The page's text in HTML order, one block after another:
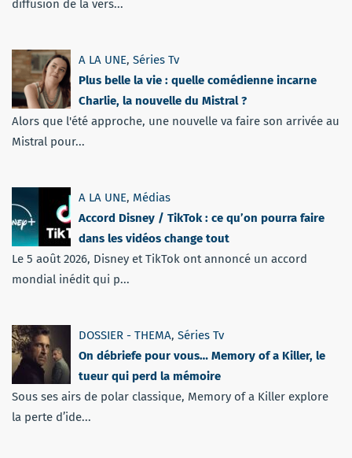
diffusion de la vers...
A LA UNE, Séries Tv
Plus belle la vie : quelle comédienne incarne
Charlie, la nouvelle du Mistral ?
Alors que l'été approche, une nouvelle va faire son arrivée au
Mistral pour...
A LA UNE, Médias
Accord Disney / TikTok : ce qu’on pourra faire
dans les vidéos change tout
Le 5 août 2026, Disney et TikTok ont annoncé un accord
mondial inédit qui p...
DOSSIER - THEMA, Séries Tv
On débriefe pour vous… Memory of a Killer, le
tueur qui perd la mémoire
Sous ses airs de polar classique, Memory of a Killer explore
la perte d’ide...